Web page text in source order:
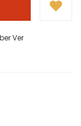
Ver